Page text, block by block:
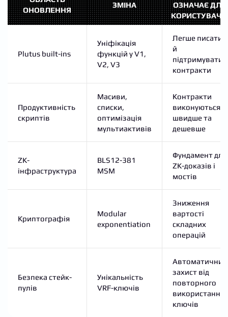
ОНОВЛЕННЯ
ЗМІНА
ОЗНАЧАЄ ДЛЯ
КОРИСТУВАЧІВ
Plutus built-ins
Уніфікація
функцій у V1,
V2, V3
Легше писати
й
підтримувати
контракти
Продуктивність
скриптів
Масиви,
списки,
оптимізація
мультиактивів
Контракти
виконуються
швидше та
дешевше
ZK-
інфраструктура
BLS12-381
MSM
Фундамент для
ZK-доказів і
мостів
Криптографія
Modular
exponentiation
Зниження
вартості
складних
операцій
Безпека стейк-
пулів
Унікальність
VRF-ключів
Автоматичний
захист від
повторного
використання
ключів